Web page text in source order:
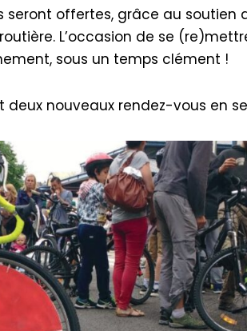
offertes, grâce au soutien
L’occasion de se
sous un temps clément !
deux nouveaux rendez-vous en